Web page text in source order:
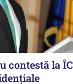
contestă la